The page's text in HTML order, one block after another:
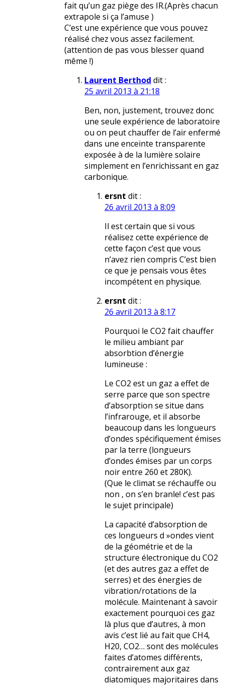
fait qu’un gaz piège des IR.(Après chacun
extrapole si ça l’amuse )
C’est une expérience que vous pouvez
réalisé chez vous assez facilement.
(attention de pas vous blesser quand
même !)
Laurent Berthod dit :
25 avril 2013 à 21:18
Ben, non, justement, trouvez donc
une seule expérience de laboratoire
ou on peut chauffer de l’air enfermé
dans une enceinte transparente
exposée à de la lumière solaire
simplement en l’enrichissant en gaz
carbonique.
ersnt dit :
26 avril 2013 à 8:09
Il est certain que si vous
réalisez cette expérience de
cette façon c’est que vous
n’avez rien compris C’est bien
ce que je pensais vous êtes
incompétent en physique.
ersnt dit :
26 avril 2013 à 8:17
Pourquoi le CO2 fait chauffer
le milieu ambiant par
absorbtion d’énergie
lumineuse :
Le CO2 est un gaz a effet de
serre parce que son spectre
d’absorption se situe dans
l’infrarouge, et il absorbe
beaucoup dans les longueurs
d’ondes spécifiquement émises
par la terre (longueurs
d’ondes émises par un corps
noir entre 260 et 280K).
(Que le climat se réchauffe ou
non , on s’en branle! c’est pas
le sujet principale)
La capacité d’absorption de
ces longueurs d »ondes vient
de la géométrie et de la
structure électronique du CO2
(et des autres gaz a effet de
serres) et des énergies de
vibration/rotations de la
molécule. Maintenant à savoir
exactement pourquoi ces gaz
là plus que d’autres, à mon
avis c’est lié au fait que CH4,
H20, CO2… sont des molécules
faites d’atomes différents,
contrairement aux gaz
diatomiques majoritaires dans